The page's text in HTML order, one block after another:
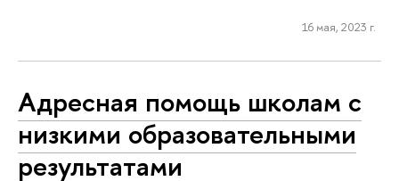
16 мая, 2023 г.
Адресная помощь школам с
низкими образовательными
результатами